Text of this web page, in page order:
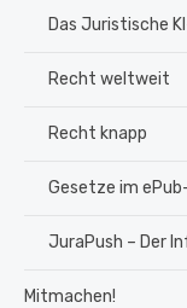
Das Juristische
Recht weltweit
Recht knapp
Gesetze im
JuraPush – Der
Mitmachen!